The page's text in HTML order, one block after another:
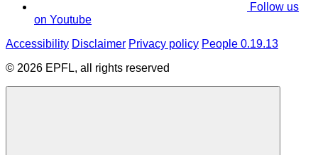
Follow us
on Youtube
Accessibility Disclaimer Privacy policy People 0.19.13
© 2026 EPFL, all rights reserved